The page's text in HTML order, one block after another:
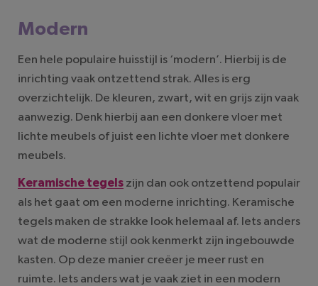
Modern
Een hele populaire huisstijl is ‘modern’. Hierbij is de
inrichting vaak ontzettend strak. Alles is erg
overzichtelijk. De kleuren, zwart, wit en grijs zijn vaak
aanwezig. Denk hierbij aan een donkere vloer met
lichte meubels of juist een lichte vloer met donkere
meubels.
Keramische tegels zijn dan ook ontzettend populair
als het gaat om een moderne inrichting. Keramische
tegels maken de strakke look helemaal af. Iets anders
wat de moderne stijl ook kenmerkt zijn ingebouwde
kasten. Op deze manier creëer je meer rust en
ruimte. Iets anders wat je vaak ziet in een modern